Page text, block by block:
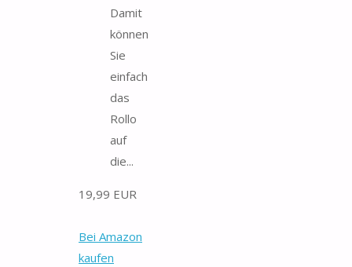
Damit
können
Sie
einfach
das
Rollo
auf
die...
19,99 EUR
Bei Amazon
kaufen